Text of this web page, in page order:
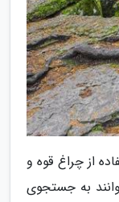
از چراغ قوه و
به جستجوی